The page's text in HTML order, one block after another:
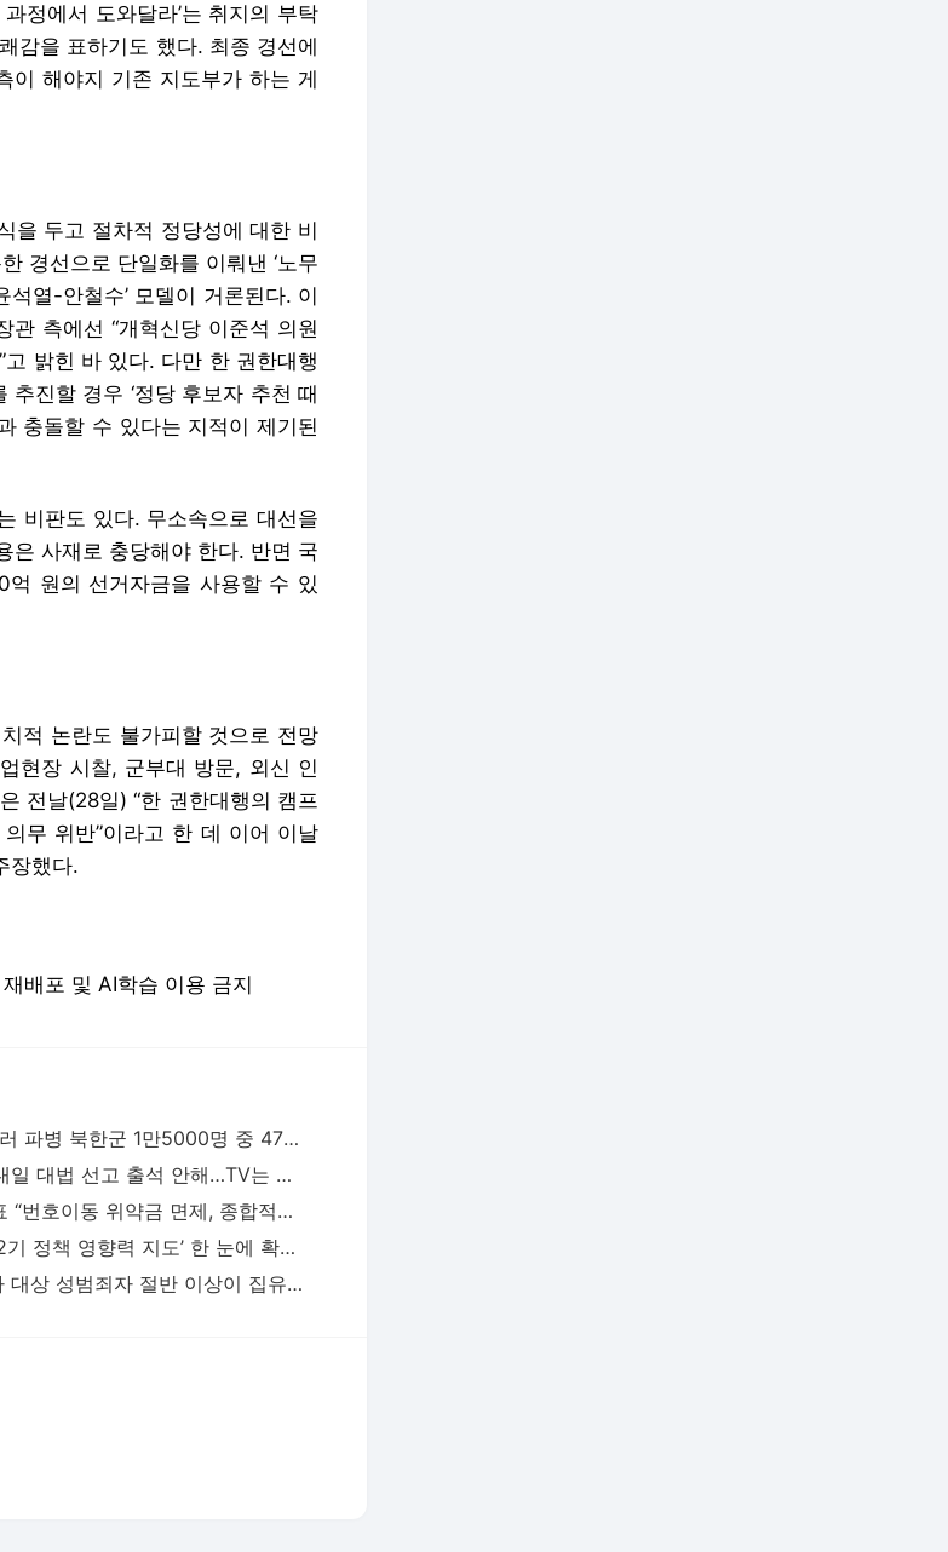
정에서 도와달라’는 취지의 부탁
감을 표하기도 했다. 최종 경선에
이 해야지 기존 지도부가 하는 게
을 두고 절차적 정당성에 대한 비
경선으로 단일화를 이뤄낸 ‘노무
열-안철수’ 모델이 거론된다. 이
측에선 “개혁신당 이준석 의원
밝힌 바 있다. 다만 한 권한대행
진할 경우 ‘정당 후보자 추천 때
충돌할 수 있다는 지적이 제기된
비판도 있다. 무소속으로 대선을
은 사재로 충당해야 한다. 반면 국
원의 선거자금을 사용할 수 있
적 논란도 불가피할 것으로 전망
현장 시찰, 군부대 방문, 외신 인
전날(28일) “한 권한대행의 캠프
무 위반”이라고 한 데 이어 이날
장했다.
배포 및 AI학습 이용 금지
국정원 “러 파병 북한군 1만5000명 중 4700명 사상”
이재명 내일 대법 선고 출석 안해…TV는 생중계
SKT 대표 “번호이동 위약금 면제, 종합적으로 검토”
‘트럼프 2기 정책 영향력 지도’ 한 눈에 확인하세요 [미니 히어로콘텐츠]
미성년자 대상 성범죄자 절반 이상이 집유…솜방망이 지적